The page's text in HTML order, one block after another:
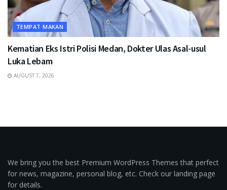
TEMPAT MAKAN
Kematian Eks Istri Polisi Medan, Dokter Ulas Asal-usul
Luka Lebam
AUGUST 7, 2026
We bring you the best Premium WordPress Themes that perfect
for news, magazine, personal blog, etc. Check our landing page
for details.